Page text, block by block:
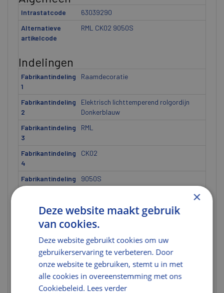
Intrastatcode
63039290
Alternatieve
artikelcode
RML CK02 9050S
Indelingen
Fabrikantindeling
1
Raamdecoratie
Fabrikantindeling
2
Elektrisch lichttemperend rolgordijn
Donkerblauw
Fabrikantindeling
3
RML
Fabrikantindeling
4
CK02
Fabrikantindeling
5
9050S
Gewicht
Nettogewicht
1,901
Brutogewicht
2,476
Gewicht eenheid st
×
Deze website maakt gebruik
van cookies.
Deze website gebruikt cookies om uw
gebruikerservaring te verbeteren. Door
onze website te gebruiken, stemt u in met
alle cookies in overeenstemming met ons
Cookiebeleid. Lees verder